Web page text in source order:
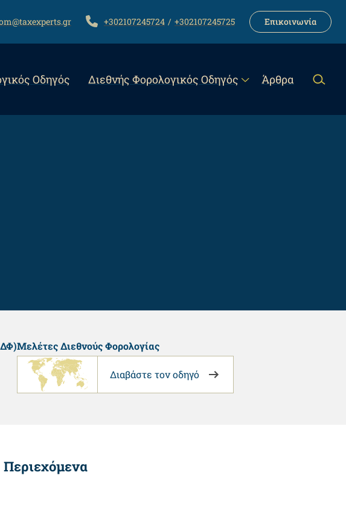
TELEPHONE
+302107245724 +302107245725 LINKΕπικοινωνία
Οδηγός Διεθνής Φορολογικός Οδηγός Άρθρα
Μελέτες Διεθνούς Φορολογίας
Διαβάστε τον οδηγό
Περιεχόμενα